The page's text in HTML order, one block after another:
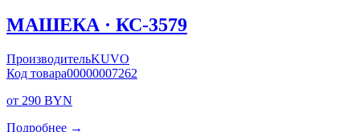
МАШЕКА · КС-3579
ПроизводительKUVO
Код товара00000007262
от 290 BYN
Подробнее →